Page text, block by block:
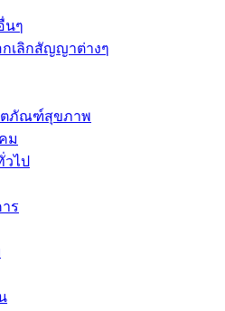
นๆ
เลิกสัญญาต่างๆ
ตภัณฑ์สุขภาพ
ม
ไป
ร